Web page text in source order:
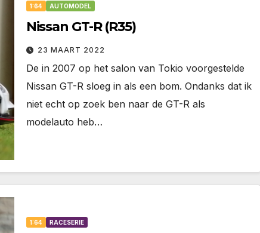
1:64 AUTOMODEL
Nissan GT-R (R35)
23 MAART 2022
De in 2007 op het salon van Tokio voorgestelde
Nissan GT-R sloeg in als een bom. Ondanks dat ik
niet echt op zoek ben naar de GT-R als
modelauto heb…
1:64 RACESERIE